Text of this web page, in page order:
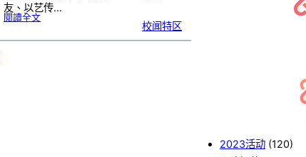
友、以艺传…
閱讀全文:四
同
校闻特区
2023活动 (120)